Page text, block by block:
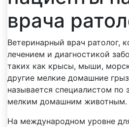
врача
Ветеринарный врач ратолог,
лечением и диагностикой
таких как крысы, мыши,
другие мелкие домашние
называется специалистом по
мелким домашним животным.
На международном уровне